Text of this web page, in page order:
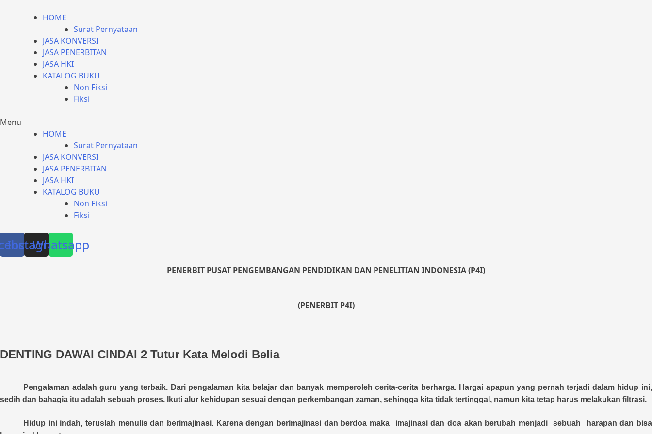
HOME
Surat Pernyataan
JASA KONVERSI
JASA PENERBITAN
JASA HKI
KATALOG BUKU
Non Fiksi
Fiksi
Menu
HOME
Surat Pernyataan
JASA KONVERSI
JASA PENERBITAN
JASA HKI
KATALOG BUKU
Non Fiksi
Fiksi
Instagram
Whatsapp
PENERBIT PUSAT PENGEMBANGAN PENDIDIKAN DAN PENELITIAN INDONESIA (P4I)
(PENERBIT P4I)
DENTING DAWAI CINDAI 2 Tutur Kata Melodi Belia
Pengalaman adalah guru yang terbaik. Dari pengalaman kita belajar dan banyak memperoleh cerita-cerita berharga. Hargai apapun yang pernah terjadi dalam hidup ini,
sedih dan bahagia itu adalah sebuah proses. Ikuti alur kehidupan sesuai dengan perkembangan zaman, sehingga kita tidak tertinggal, namun kita tetap harus melakukan filtrasi.
Hidup ini indah, teruslah menulis dan berimajinasi. Karena dengan berimajinasi dan berdoa maka imajinasi dan doa akan berubah menjadi sebuah harapan dan bisa